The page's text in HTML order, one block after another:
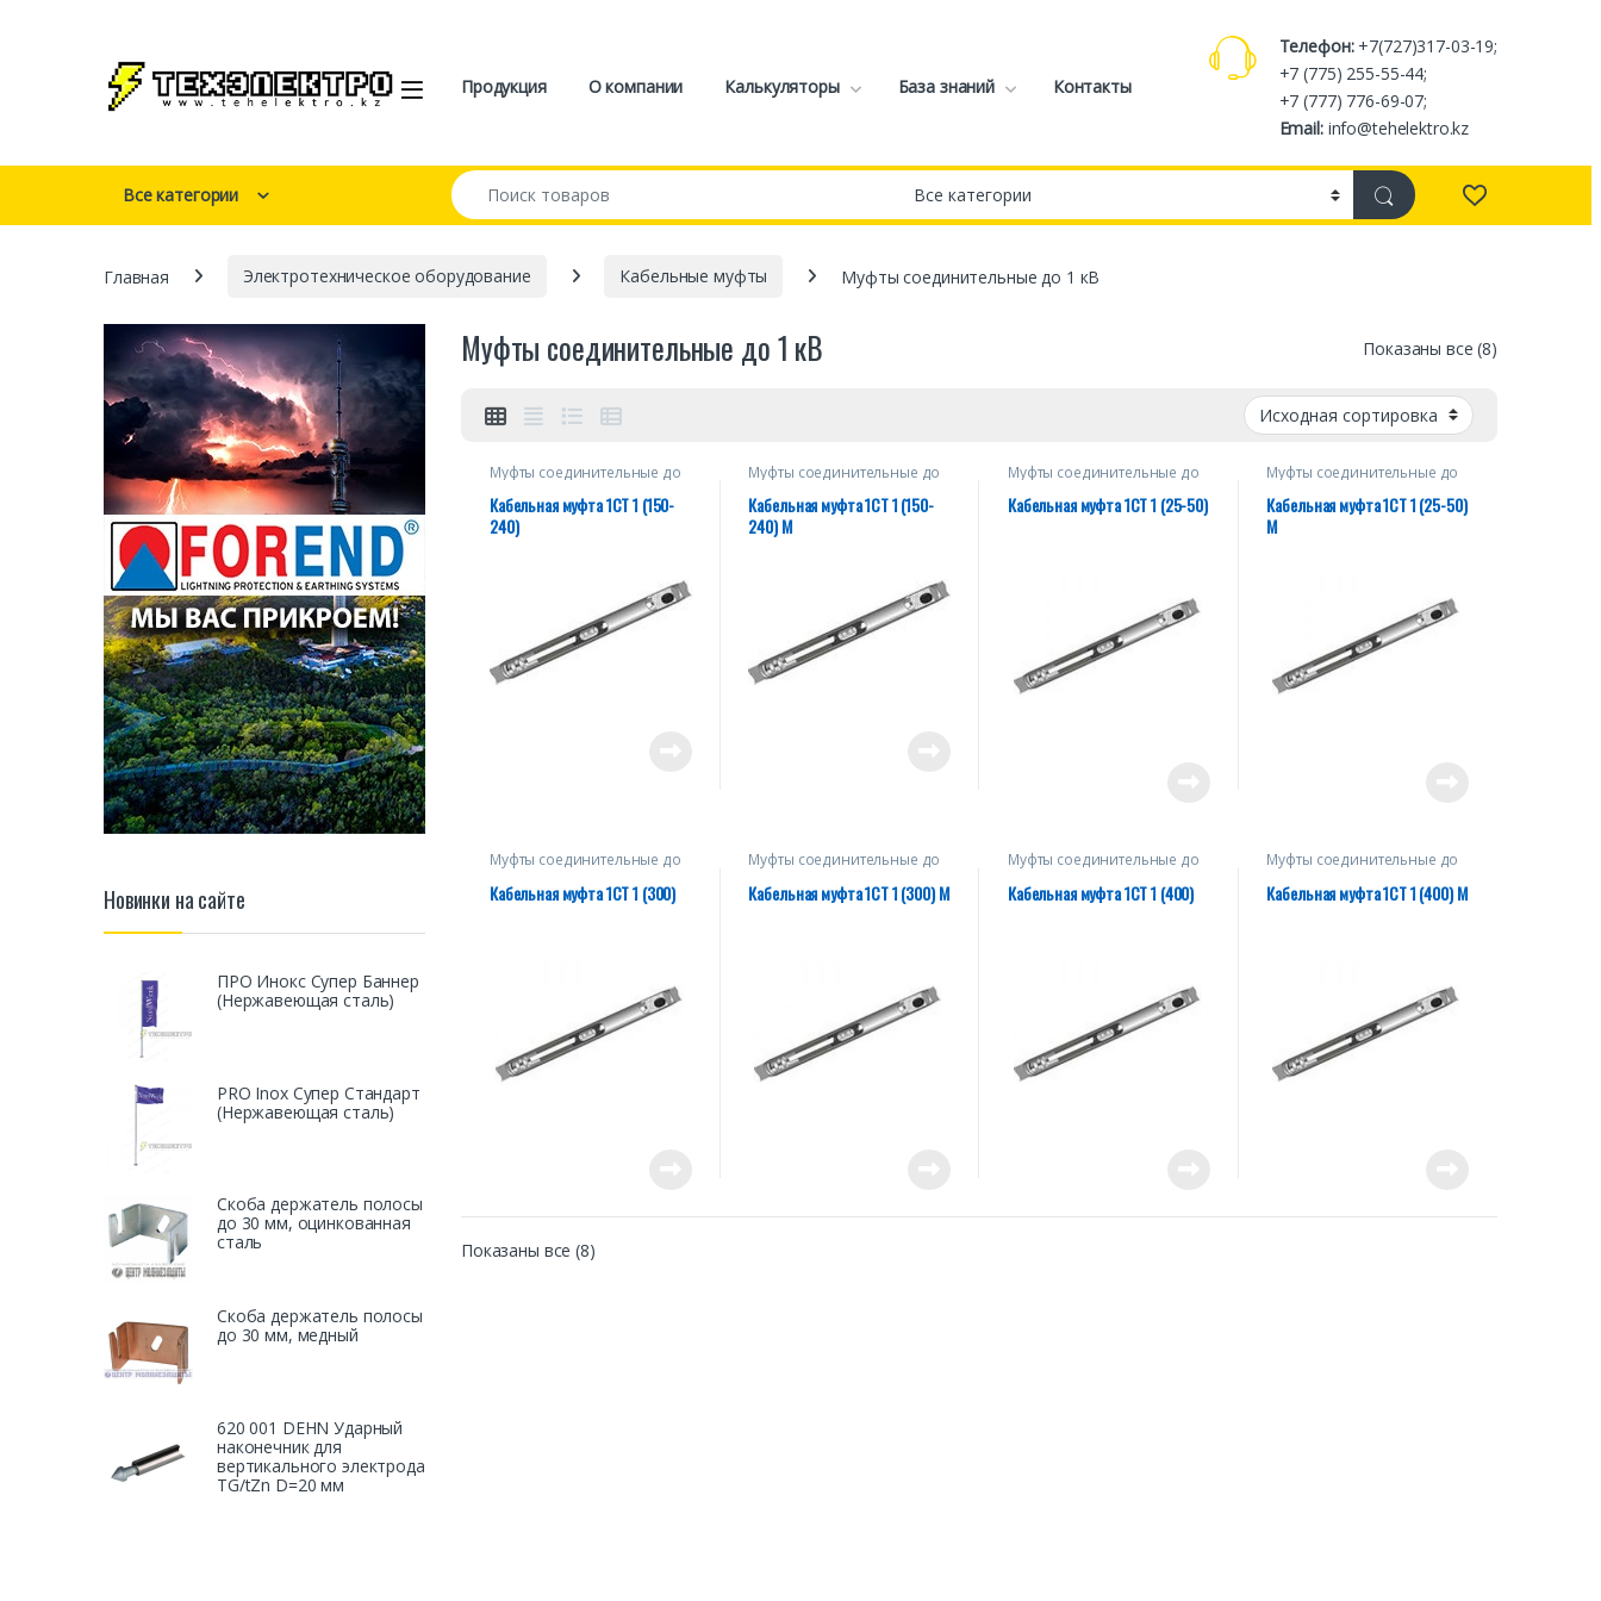
Open Продукция О компании Калькуляторы База знаний Контакты
Телефон:+7(727)317-03-19;
+7 (775) 255-55-44;
+7 (777) 776-69-07;
Email:info@tehelektro.kz
Все категории
Искать:
Главная Электротехническое оборудование Кабельные муфты Муфты соединительные до 1 кВ
Муфты соединительные до 1 кВ Показаны все (8)
Муфты соединительные до
1 кВ
Кабельная муфта 1СТ 1 (150-
240)
Муфты соединительные до
1 кВ
Кабельная муфта 1СТ 1 (150-
240) М
Муфты соединительные до
1 кВ
Кабельная муфта 1СТ 1 (25-50)
Муфты соединительные до
1 кВ
Кабельная муфта 1СТ 1 (25-50)
М
Муфты соединительные до
1 кВ
Кабельная муфта 1СТ 1 (300)
Муфты соединительные до
1 кВ
Кабельная муфта 1СТ 1 (300) М
Муфты соединительные до
1 кВ
Кабельная муфта 1СТ 1 (400)
Муфты соединительные до
1 кВ
Кабельная муфта 1СТ 1 (400) М
Показаны все (8)
Новинки на сайте
ПРО Инокс Супер Баннер
(Нержавеющая сталь)
PRO Inox Супер Стандарт
(Нержавеющая сталь)
Скоба держатель полосы
до 30 мм, оцинкованная
сталь
Скоба держатель полосы
до 30 мм, медный
620 001 DEHN Ударный
наконечник для
вертикального электрода
TG/tZn D=20 мм